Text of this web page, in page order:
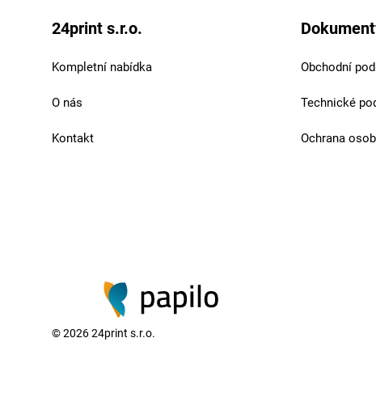
24print s.r.o.
Kompletní nabídka
O nás
Kontakt
Obchodní
Technické
Ochrana
©202624print s.r.o.